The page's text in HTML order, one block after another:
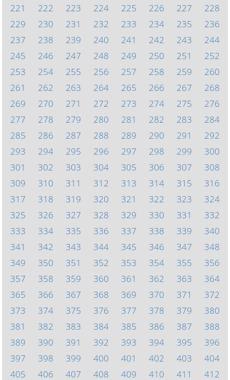
221
222 223 224 225 226 227
228
229
230 231 232 233 234 235
236
237
238 239 240 241 242 243
244
245
246 247 248 249 250 251
252
253
254 255 256 257 258 259
260
261
262 263 264 265 266 267
268
269
270 271 272 273 274 275
276
277
278 279 280 281 282 283
284
285
286 287 288 289 290 291
292
293
294 295 296 297 298 299
300
301
302 303 304 305 306 307
308
309
310 311 312 313 314 315
316
317
318 319 320 321 322 323
324
325
326 327 328 329 330 331
332
333
334 335 336 337 338 339
340
341
342 343 344 345 346 347
348
349
350 351 352 353 354 355
356
357
358 359 360 361 362 363
364
365
366 367 368 369 370 371
372
373
374 375 376 377 378 379
380
381
382 383 384 385 386 387
388
389
390 391 392 393 394 395
396
397
398 399 400 401 402 403
404
405
406 407 408 409 410 411 412